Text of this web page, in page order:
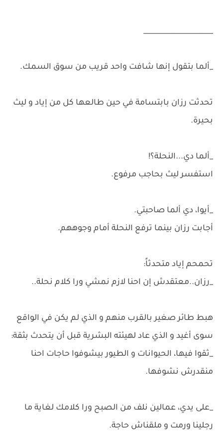
____________________
_ألما بتقول إنها شافت واحد قريب من سوق السمك.
تحدثت رزان بابتسامة في حين طالعها كل من إياد و ليث
بحيرة.
_ألما دي...النحلة؟!
استفسر ليث بحاجب مرفوع.
_أيوا، دي ألما صاحبتي.
أجابت رزان بينما ترفع النحلة أمام وجوههم.
تحمحم إياد متحدثاً:
_رزان..معتقدش إن احنا لازم نمشي ورا كلام نحلة..
هبط طائر صغير بالقرب منهم و الذي لم يكن في الواقع
سوى أغيد و الذي عاد لهيئته البشرية قبل أن يتحدث بثقة:
_ثقوا فيها، الحيوانات و الطيور بيشوفوا حاجات احنا
منقدرش نشوفها.
_على يدي، عمالين نلف من الصبح ورا كلامك لغاية ما
رجلينا ورمت و ملقناش حاجة.